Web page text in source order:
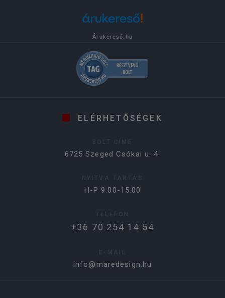
Árukereső.hu
ELÉRHETŐSÉGEK
6725 Szeged Csókai u. 4.
H-P 9:00-15:00
+36 70 254 14 54
info@maredesign.hu